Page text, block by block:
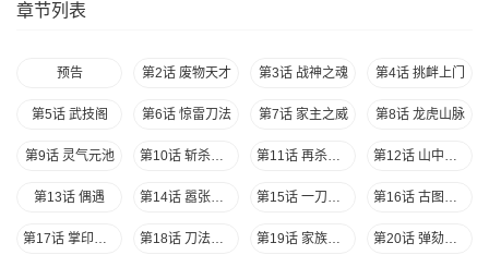
章节列表
预告 第2话 废物天才 第3话 战神之魂 第4话 挑衅上门
第5话 武技阁 第6话 惊雷刀法 第7话 家主之威 第8话 龙虎山脉
第9话 灵气元池 第10话 斩杀秦枭 第11话 再杀秦玉 第12话 山中历练
第13话 偶遇 第14话 嚣张跋扈 第15话 一刀击破 第16话 古图密藏
第17话 掌印玄机 第18话 刀法进阶 第19话 家族会议 第20话 弹劾家主